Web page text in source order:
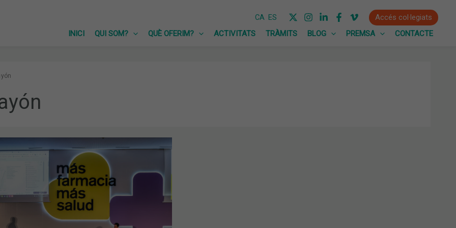
CA ES
Accés col·legiats
INICI
QUI SOM? QUÈ OFERIM? ACTIVITATS TRÀMITS BLOG PREMSA CONTACTE